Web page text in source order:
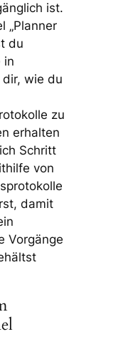
ist.
„Planner
du
in
dir, wie du
zu
erhalten
Schritt
von
damit
Vorgänge